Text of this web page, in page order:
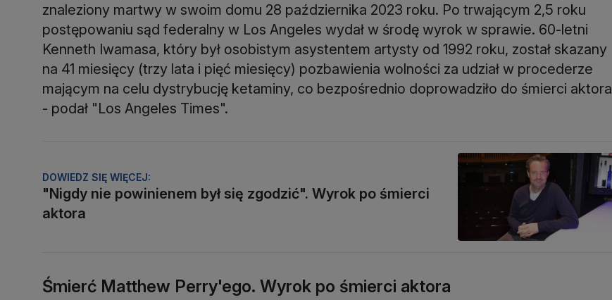
znaleziony martwy w swoim domu 28 października 2023 roku. Po trwającym 2,5 roku
postępowaniu sąd federalny w Los Angeles wydał w środę wyrok w sprawie. 60-letni
Kenneth Iwamasa, który był osobistym asystentem artysty od 1992 roku, został skazany
na 41 miesięcy (trzy lata i pięć miesięcy) pozbawienia wolności za udział w procederze
mającym na celu dystrybucję ketaminy, co bezpośrednio doprowadziło do śmierci aktora
- podał "Los Angeles Times".
DOWIEDZ SIĘ WIĘCEJ:
"Nigdy nie powinienem był się zgodzić". Wyrok po śmierci
aktora
Śmierć Matthew Perry'ego. Wyrok po śmierci aktora